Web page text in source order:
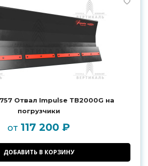
Отвал Impulse TB2000G на
погрузчики
от 117 200 ₽
ДОБАВИТЬ В КОРЗИНУ